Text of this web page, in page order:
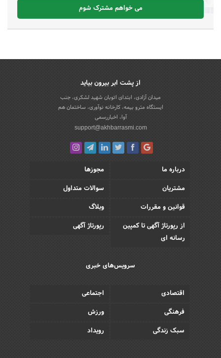
می خواهم مشترک شوم
از پشت ابر بیرون بیاید
میدان آزادی، ابتدای اتوبان شهید لشکری، جنب
ایستگاه مترو بیمه، کارخانه نوآوری، ساختمان هم
آوا، اخباررسمی
support@akhbarrasmi.com
درباره ما
مجوزها
مشتریان
سوالات متداول
قوانین و مقررات
وبلاگ
از رپورتاژ آگهی تا کمپین
رسانه ای
رپورتاژ آگهی
سرویس‌های خبری
اقتصادی
اجتماعی
فرهنگی
ورزش
سبک زندگی
رویداد